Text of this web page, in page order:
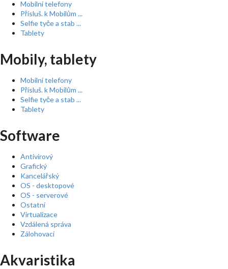
Mobilní telefony
Přísluš. k Mobilům ...
Selfie tyče a stab ...
Tablety
Mobily, tablety
Mobilní telefony
Přísluš. k Mobilům ...
Selfie tyče a stab ...
Tablety
Software
Antivirový
Grafický
Kancelářský
OS - desktopové
OS - serverové
Ostatní
Virtualizace
Vzdálená správa
Zálohovací
Akvaristika